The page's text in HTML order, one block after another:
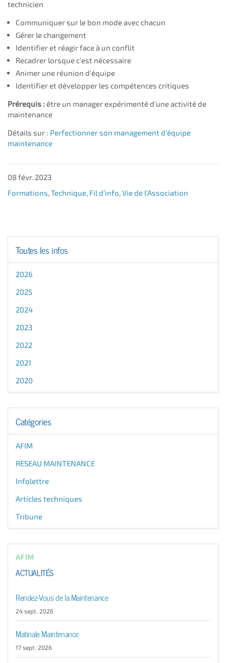
technicien
Communiquer sur le bon mode avec chacun
Gérer le changement
Identifier et réagir face à un conflit
Recadrer lorsque c'est nécessaire
Animer une réunion d'équipe
Identifier et développer les compétences critiques
Prérequis : être un manager expérimenté d'une activité de
maintenance
Détails sur : Perfectionner son management d'équipe
maintenance
08 févr. 2023
Formations,Technique, Fil d'info,Vie de l'Association
Toutes les infos
2026
2025
2024
2023
2022
2021
2020
Catégories
AFIM
RESEAU MAINTENANCE
Infolettre
Articles techniques
Tribune
AFIM
ACTUALITÉS
Rendez-Vous de la Maintenance
24 sept. 2026
Matinale Maintenance
17 sept. 2026